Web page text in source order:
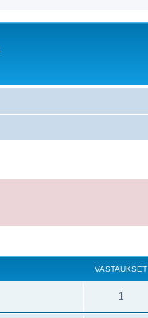
VASTAUKSET
1